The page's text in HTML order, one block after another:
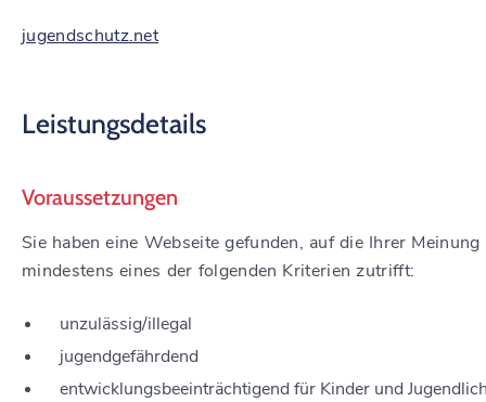
jugendschutz.net
Leistungsdetails
Voraussetzungen
Sie haben eine Webseite gefunden, auf die Ihrer Meinung
mindestens eines der folgenden Kriterien zutrifft:
unzulässig/illegal
jugendgefährdend
entwicklungsbeeinträchtigend für Kinder und